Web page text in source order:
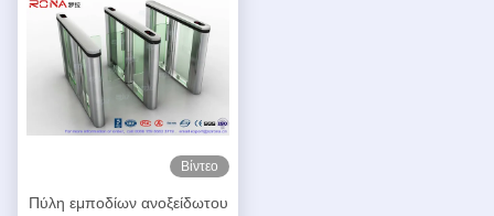
Βίντεο
Πύλη εμποδίων ανοξείδωτου